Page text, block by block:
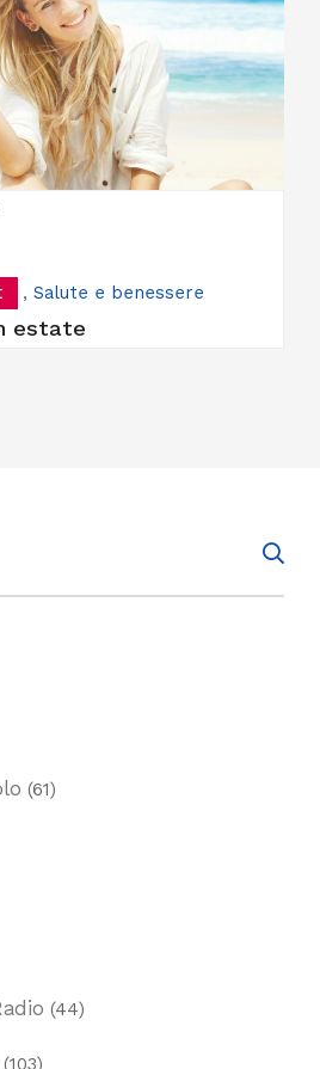
, Salute e benessere
estate
(61)
(44)
(103)